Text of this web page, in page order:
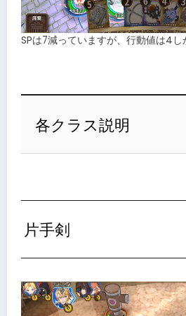
SPは7減っていますが、行動値は4し
各クラス説明
片手剣